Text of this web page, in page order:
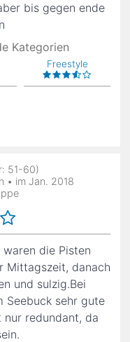
bis gegen ende
Kategorien
Freestyle
51-60)
• im Jan. 2018
die Pisten
Mittagszeit, danach
und sulzig.Bei
Seebuck sehr gute
nur redundant, da